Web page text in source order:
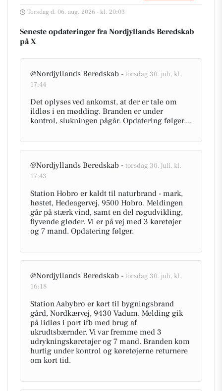
Torsdag d. 06. aug. 2026 - kl. 20:03
Seneste opdateringer fra Nordjyllands Beredskab
på X
@Nordjyllands Beredskab - torsdag 30. juli, kl.
17:44
Det oplyses ved ankomst, at der er tale om
ildløs i en mødding. Branden er under
kontrol, slukningen pågår. Opdatering følger....
@Nordjyllands Beredskab - torsdag 30. juli, kl.
17:43
Station Hobro er kaldt til naturbrand - mark,
høstet, Hedeagervej, 9500 Hobro. Meldingen
går på stærk vind, samt en del røgudvikling,
flyvende gløder. Vi er på vej med 3 køretøjer
og 7 mand. Opdatering følger.
@Nordjyllands Beredskab - torsdag 30. juli, kl.
16:18
Station Aabybro er kørt til bygningsbrand
gård, Nordkærvej, 9430 Vadum. Melding gik
på lidløs i port ifb med brug af
ukrudtsbærnder. Vi var fremme med 3
udrykningskøretøjer og 7 mand. Branden kom
hurtig under kontrol og køretøjerne returnere
om kort tid.